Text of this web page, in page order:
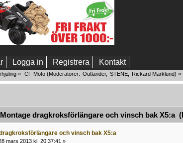
Logga in Registrera Kontakt
» CF Moto(Moderatorer: Outlander, STENE, Rickard Marklund) »
dragkroksförlängare och vinsch bak X5:a
och vinsch bak X5:a
mars 2013 kl. 20:37:41 »